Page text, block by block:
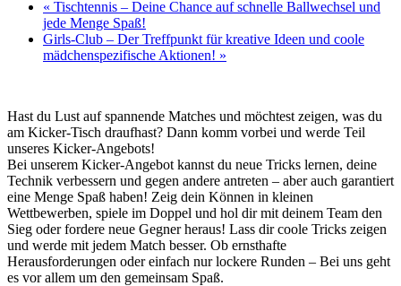
« Tischtennis – Deine Chance auf schnelle Ballwechsel und
jede Menge Spaß!
Girls-Club – Der Treffpunkt für kreative Ideen und coole
mädchenspezifische Aktionen! »
Hast du Lust auf spannende Matches und möchtest zeigen, was du
am Kicker-Tisch draufhast? Dann komm vorbei und werde Teil
unseres Kicker-Angebots!
Bei unserem Kicker-Angebot kannst du neue Tricks lernen, deine
Technik verbessern und gegen andere antreten – aber auch garantiert
eine Menge Spaß haben! Zeig dein Können in kleinen
Wettbewerben, spiele im Doppel und hol dir mit deinem Team den
Sieg oder fordere neue Gegner heraus! Lass dir coole Tricks zeigen
und werde mit jedem Match besser. Ob ernsthafte
Herausforderungen oder einfach nur lockere Runden – Bei uns geht
es vor allem um den gemeinsam Spaß.